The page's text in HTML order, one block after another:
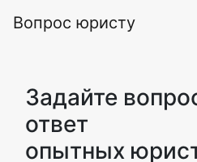
Вопрос юристу
Задайте
ответ
опытных